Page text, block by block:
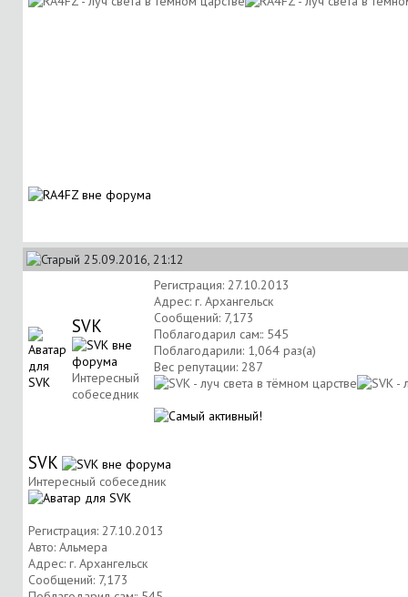
25.09.2016, 21:12
SVK
Интересный
собеседник
Регистрация: 27.10.2013
Адрес: г. Архангельск
Сообщений: 7,173
Поблагодарил сам:: 545
Поблагодарили: 1,064 раз(а)
Вес репутации: 287
SVK
Интересный собеседник
Регистрация: 27.10.2013
Авто: Альмера
Адрес: г. Архангельск
Сообщений: 7,173